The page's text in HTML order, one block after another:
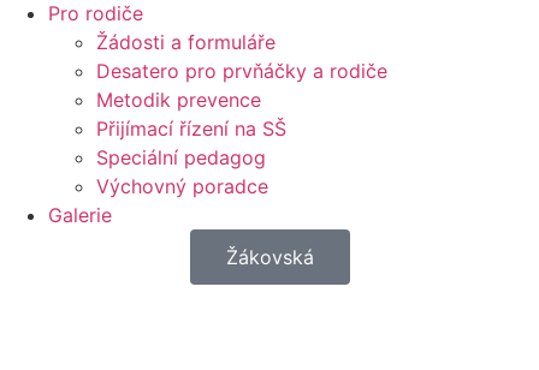
Pro rodiče
Žádosti a formuláře
Desatero pro prvňáčky a rodiče
Metodik prevence
Přijímací řízení na SŠ
Speciální pedagog
Výchovný poradce
Galerie
Žákovská